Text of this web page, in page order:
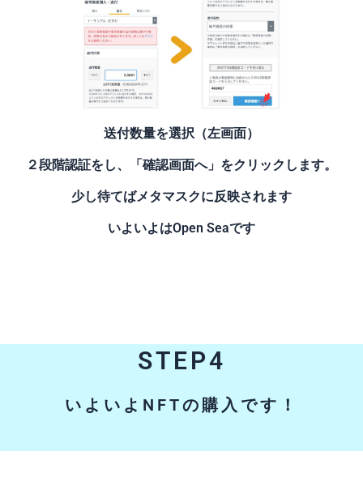
送付数量を選択（左画面）
２段階認証をし、「確認画面へ」をクリックします。
少し待てばメタマスクに反映されます
いよいよはOpen Seaです
STEP4
いよいよNFTの購入です！